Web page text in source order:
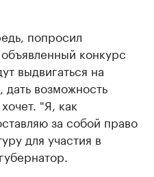
попросил
конкурс
выдвигаться на
дать возможность
"Я, как
за собой право
для участия в